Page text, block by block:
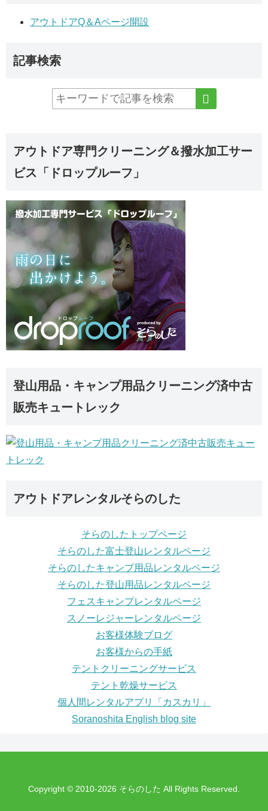
アウトドアQ＆Aページ開設
記事検索
アウトドア専門クリーニング＆撥水加工サー
ビス「ドロップルーフ」
登山用品・キャンプ用品クリーニング済中古
販売キュートレック
アウトドアレンタルそらのした
そらのしたトップページ
そらのした富士登山レンタルページ
そらのしたキャンプ用品レンタルページ
そらのした登山用品レンタルページ
フェスキャンプレンタルページ
スノーレジャーレンタルページ
お客様体験ブログ
お客様からの手紙
テントクリーニングサービス
テント乾燥サービス
個人間レンタルアプリ「カスカリ」
Soranoshita English blog site
Copyright © 2010-2026 そらのした All Rights Reserved.